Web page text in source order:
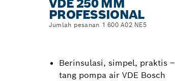
VDE 250 MM
PROFESSIONAL
Jumlah pesanan 1 600 A02 NE5
Berinsulasi, simpel, praktis –
tang pompa air VDE Bosch